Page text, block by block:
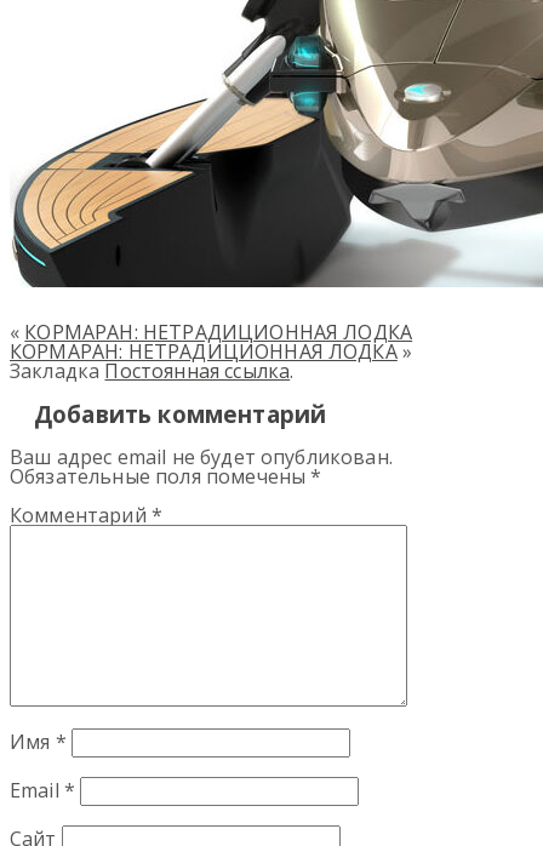
« КОРМАРАН: НЕТРАДИЦИОННАЯ ЛОДКА
КОРМАРАН: НЕТРАДИЦИОННАЯ ЛОДКА»
Закладка Постоянная ссылка.
Добавить комментарий
Ваш адрес email не будет опубликован.
Обязательные поля помечены*
Комментарий *
Имя *
Email *
Сайт